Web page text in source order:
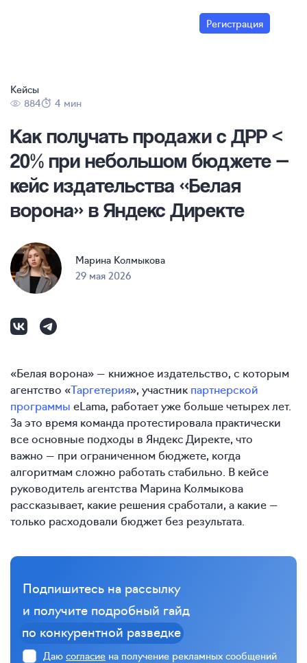
Регистрация
Кейсы
884
4 мин
Как получать продажи с ДРР <
20% при небольшом бюджете —
кейс издательства «Белая
ворона» в Яндекс Директе
Марина Колмыкова
29 мая 2026
«Белая ворона» — книжное издательство, с которым
агентство «Таргетерия», участник партнерской
программы eLama, работает уже больше четырех лет.
За это время команда протестировала практически
все основные подходы в Яндекс Директе, что
важно — при ограниченном бюджете, когда
алгоритмам сложно работать стабильно. В кейсе
руководитель агентства Марина Колмыкова
рассказывает, какие решения сработали, а какие —
только расходовали бюджет без результата.
Подпишитесь на рассылку
и получите подробный гайд
по конкурентной разведке
Даю согласие на получение рекламных сообщений